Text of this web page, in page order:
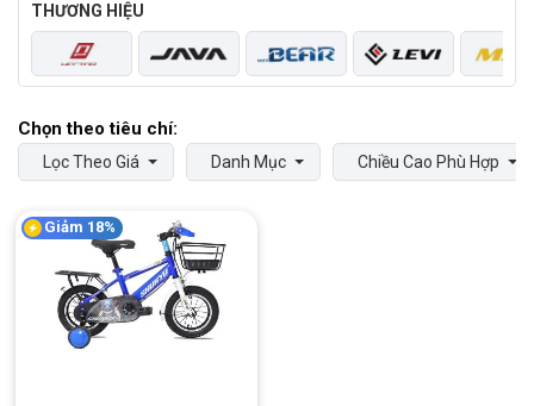
THƯƠNG HIỆU
Lọc Theo Giá Danh Mục Chiều Cao Phù Hợp
Giảm 18%